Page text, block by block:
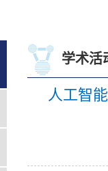
学术活
人工智